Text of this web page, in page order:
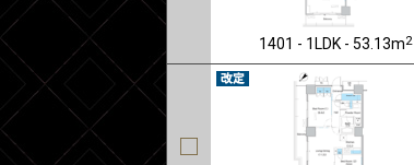
1401 - 1LDK - 53.13m2